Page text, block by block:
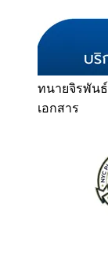
ทนายจิรพันธ์
เอกสาร